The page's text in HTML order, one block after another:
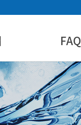
FAQ
FAQ
비디오
뉴스&공지사항